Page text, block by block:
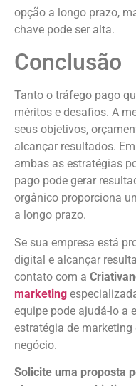
opção a longo prazo,
chave pode ser alta.
Conclusão
Tanto o tráfego pago
méritos e desafios. A
seus objetivos,
alcançar resultados.
ambas as estratégias
pago pode gerar
orgânico proporciona
a longo prazo.
Se sua empresa está
digital e alcançar
contato com a
marketing
equipe pode ajudá-lo a
estratégia de
negócio.
Solicite uma proposta